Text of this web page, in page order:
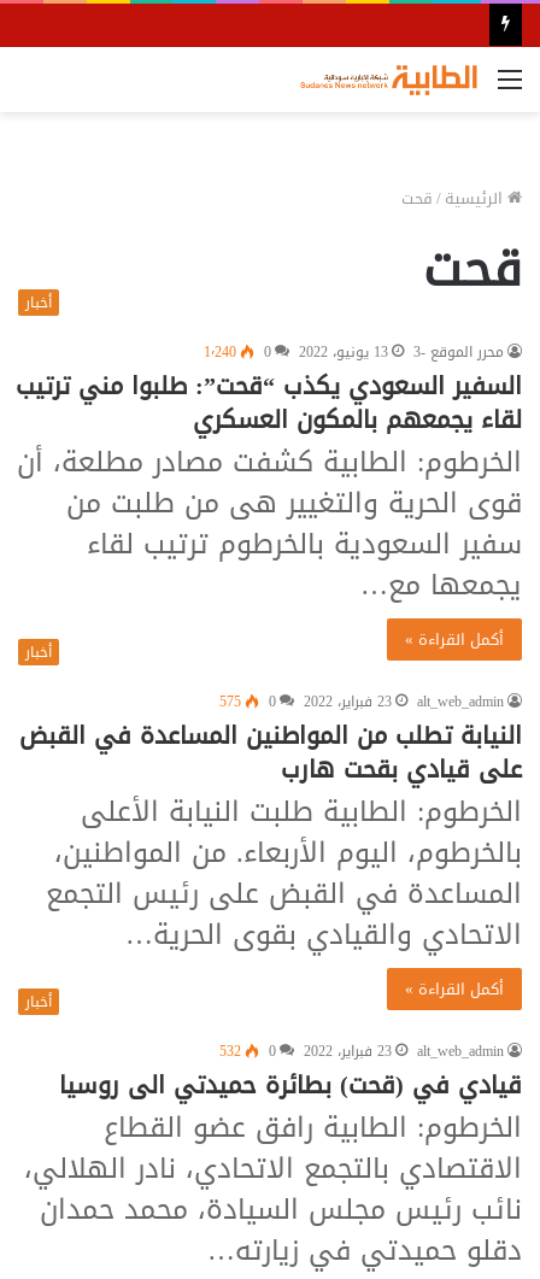
القائمة
الرئيسية/قحت
قحت
أخبار
محرر الموقع -3
13 يونيو، 2022 0 1٬240
السفير السعودي يكذب “قحت”: طلبوا مني ترتيب
لقاء يجمعهم بالمكون العسكري
الخرطوم: الطابية كشفت مصادر مطلعة، أن
قوى الحرية والتغيير هى من طلبت من
سفير السعودية بالخرطوم ترتيب لقاء
يجمعها مع…
أكمل القراءة »
أخبار
alt_web_admin
23 فبراير، 2022 0
575
النيابة تطلب من المواطنين المساعدة في القبض
على قيادي بقحت هارب
الخرطوم: الطابية طلبت النيابة الأعلى
بالخرطوم، اليوم الأربعاء. من المواطنين،
المساعدة في القبض على رئيس التجمع
الاتحادي والقيادي بقوى الحرية…
أكمل القراءة »
أخبار
alt_web_admin
23 فبراير، 2022 0
532
قيادي في (قحت) بطائرة حميدتي الى روسيا
الخرطوم: الطابية رافق عضو القطاع
الاقتصادي بالتجمع الاتحادي، نادر الهلالي،
نائب رئيس مجلس السيادة، محمد حمدان
دقلو حميدتي في زيارته…